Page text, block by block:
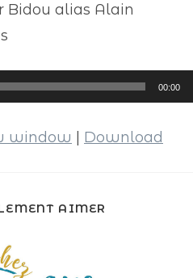
Bidou alias Alain
00:00
window Download
AIMER